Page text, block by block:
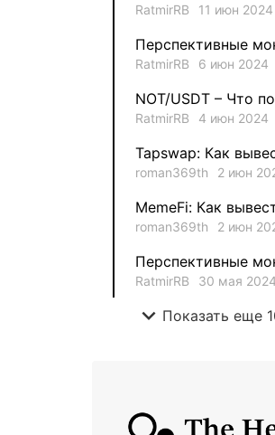
RatmirRB 11 июн 2024
Перспективные
RatmirRB 6 июн 2024
NOT/USDT – Что
RatmirRB 4 июн 2024
Tapswap: Как
roman369th 2 июн
MemeFi: Как
roman369th 2 июн
Перспективные
RatmirRB 30 мая 2024
expand_more Показать еще